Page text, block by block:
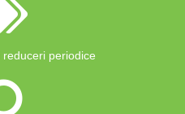
periodice